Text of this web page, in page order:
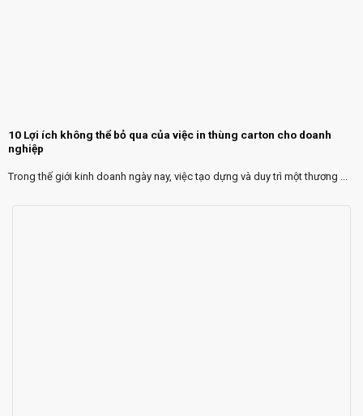
10 Lợi ích không thể bỏ qua của việc in thùng carton cho doanh
nghiệp
Trong thế giới kinh doanh ngày nay, việc tạo dựng và duy trì một thương ...